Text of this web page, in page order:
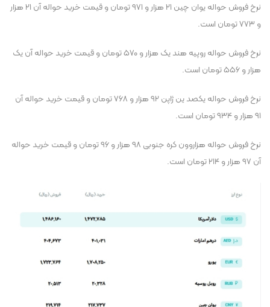
نرخ فروش حواله یوان چین ۲۱ هزار و ۹۷۱ تومان و قیمت خرید حواله آن ۲۱ هزار
و ۷۷۳ تومان است.
نرخ فروش حواله روپیه هند یک هزار و ۵۷۰ تومان و قیمت خرید حواله آن یک
هزار و ۵۵۶ تومان است.
نرخ فروش حواله یکصد ین ژاپن ۹۲ هزار و ۷۶۸ تومان و قیمت خرید حواله آن
۹۱ هزار و ۹۳۴ تومان است.
نرخ فروش حواله هزاروون کره جنوبی ۹۸ هزار و ۹۶ تومان و قیمت خرید حواله
آن ۹۷ هزار و ۲۱۴ تومان است.